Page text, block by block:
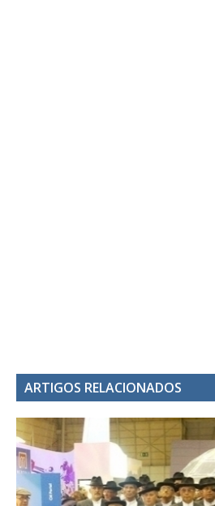
ARTIGOS RELACIONADOS